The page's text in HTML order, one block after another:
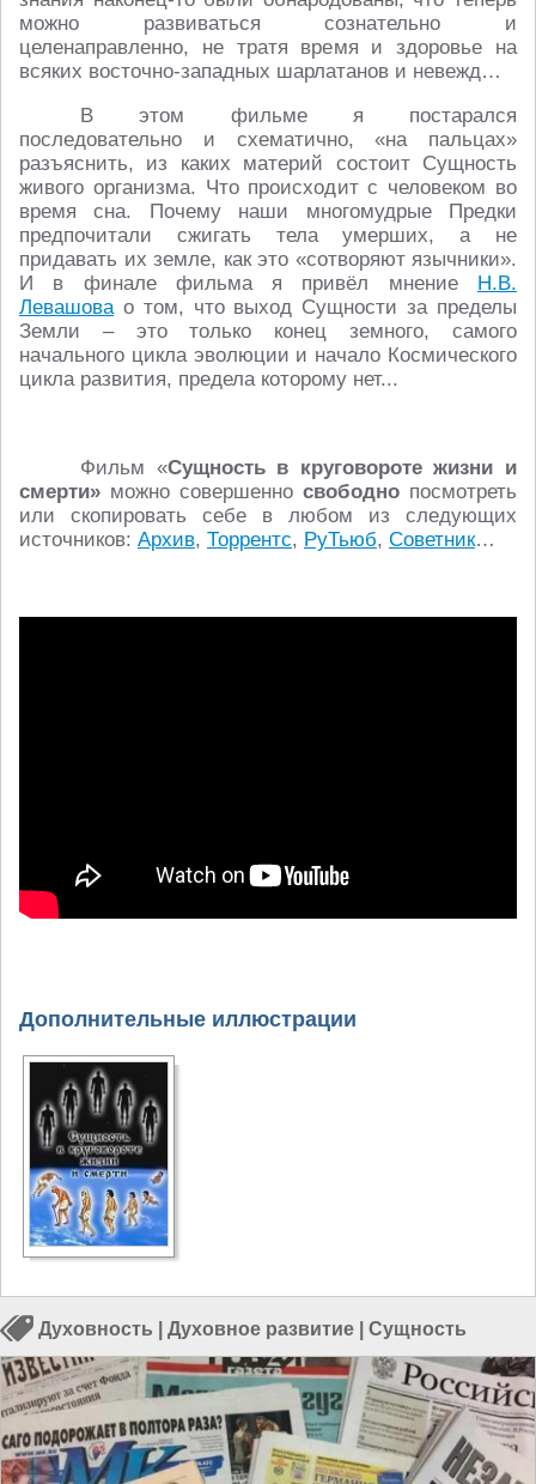
можно развиваться сознательно и
целенаправленно, не тратя время и здоровье на
всяких восточно-западных шарлатанов и невежд…
В этом фильме я постарался
последовательно и схематично, «на пальцах»
разъяснить, из каких материй состоит Сущность
живого организма. Что происходит с человеком во
время сна. Почему наши многомудрые Предки
предпочитали сжигать тела умерших, а не
придавать их земле, как это «сотворяют язычники».
И в финале фильма я привёл мнение Н.В.
Левашовао том, что выход Сущности за пределы
Земли – это только конец земного, самого
начального цикла эволюции и начало Космического
цикла развития, предела которому нет...
Фильм «Сущность в круговороте жизни и
смерти» можно совершенно свободно посмотреть
или скопировать себе в любом из следующих
источников: Архив, Торрентс, РуТьюб, Советник…
Дополнительные иллюстрации
Духовность Духовное развитие Сущность